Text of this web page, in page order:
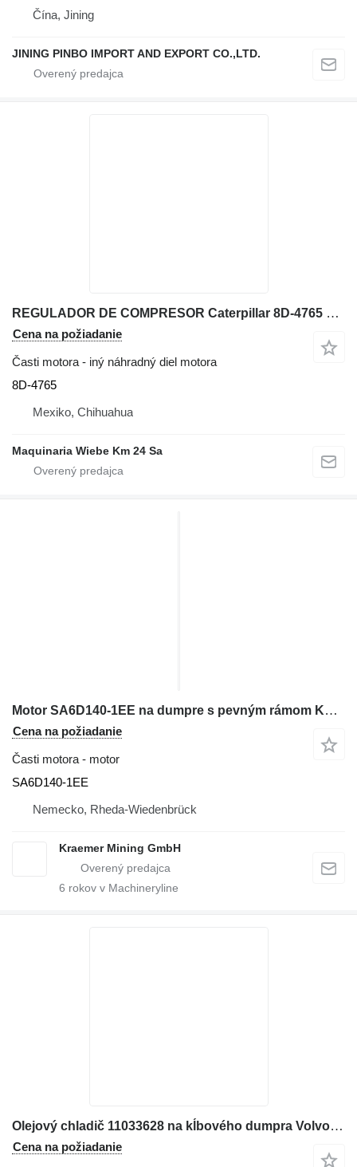
Čína, Jining
JINING PINBO IMPORT AND EXPORT CO.,LTD.
REGULADOR DE COMPRESOR Caterpillar 8D-4765 na dumpre s pevným rámom Caterpillar 777G 797F 793F 651E 657E 627F
Cena na požiadanie
Časti motora - iný náhradný diel motora
8D-4765
Mexiko, Chihuahua
Maquinaria Wiebe Km 24 Sa
Motor SA6D140-1EE na dumpre s pevným rámom Komatsu HD325-3 / PC650-5
Cena na požiadanie
Časti motora - motor
SA6D140-1EE
Nemecko, Rheda-Wiedenbrück
Kraemer Mining GmbH
6 rokov v Machineryline
Olejový chladič 11033628 na kĺbového dumpra Volvo A35D / A40D / A25D / A35C / A40C / A25C / A35 / A40 / A25
Cena na požiadanie